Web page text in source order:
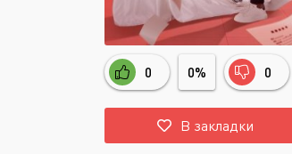
0 0% 0
В закладки